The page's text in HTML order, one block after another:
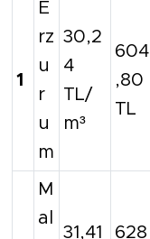
1
E
rz
u
r
u
m
30,2
4
TL/
m³
604
,80
TL
M
al
31,41
628